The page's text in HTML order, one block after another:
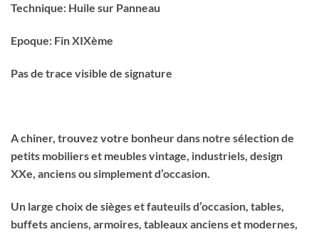
Technique: Huile sur Panneau
Epoque: Fin XIXème
Pas de trace visible de signature
A chiner, trouvez votre bonheur dans notre sélection de
petits mobiliers et meubles vintage, industriels, design
XXe, anciens ou simplement d’occasion.
Un large choix de sièges et fauteuils d’occasion, tables,
buffets anciens, armoires, tableaux anciens et modernes,